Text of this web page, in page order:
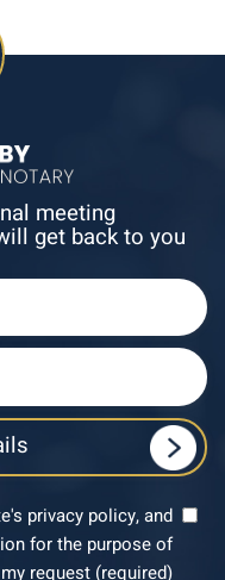
meeting
get back to you
privacy policy, and
for the purpose of
request (required)